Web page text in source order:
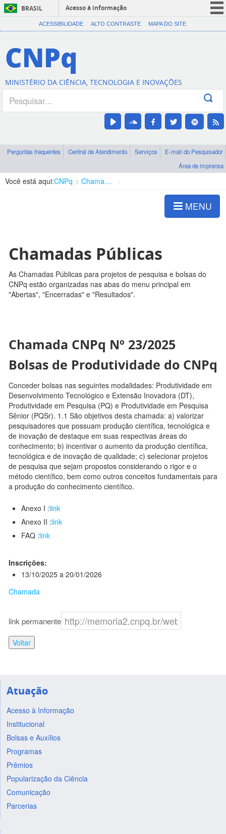
BRASIL
Acesso à informação
CORONAVÍRUS (COVID-19)
Canais
ACESSIBILIDADE ALTO CONTRASTE MAPA DO SITE
CNPq
MINISTÉRIO DA CIÊNCIA, TECNOLOGIA E INOVAÇÕES
Perguntas frequentes Central de Atendimento Serviços
E-mail do Pesquisador
Área de imprensa
Você está aqui:CNPq Chamadas
MENU
Chamadas Públicas
As Chamadas Públicas para projetos de pesquisa e bolsas do
CNPq estão organizadas nas abas do menu principal em
"Abertas", "Encerradas" e "Resultados".
Chamada CNPq Nº 23/2025
Bolsas de Produtividade do CNPq
Conceder bolsas nas seguintes modalidades: Produtividade em
Desenvolvimento Tecnológico e Extensão Inovadora (DT),
Produtividade em Pesquisa (PQ) e Produtividade em Pesquisa
Sênior (PQSr). 1.1 São objetivos desta chamada: a) valorizar
pesquisadores que possuam produção científica, tecnológica e
de inovação de destaque em suas respectivas áreas do
conhecimento; b) incentivar o aumento da produção científica,
tecnológica e de inovação de qualidade; c) selecionar projetos
de pesquisa que sejam propostos considerando o rigor e o
método científico, bem como outros conceitos fundamentais para
a produção do conhecimento científico.
Anexo I :link
Anexo II :link
FAQ :link
Inscrições:
13/10/2025 a 20/01/2026
Chamada
link permanente
Voltar
Atuação
Acesso à Informação
Institucional
Bolsas e Auxílios
Programas
Prêmios
Popularização da Ciência
Comunicação
Parcerias